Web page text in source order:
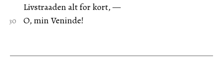
Livstraaden alt for kort, —
O, min Veninde!